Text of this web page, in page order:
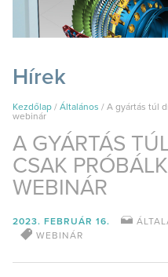
Hírek
Kezdőlap / Általános / A gyártás túl
webinár
A GYÁRTÁS
CSAK
WEBINÁR
2023. FEBRUÁR 16.
WEBINÁR